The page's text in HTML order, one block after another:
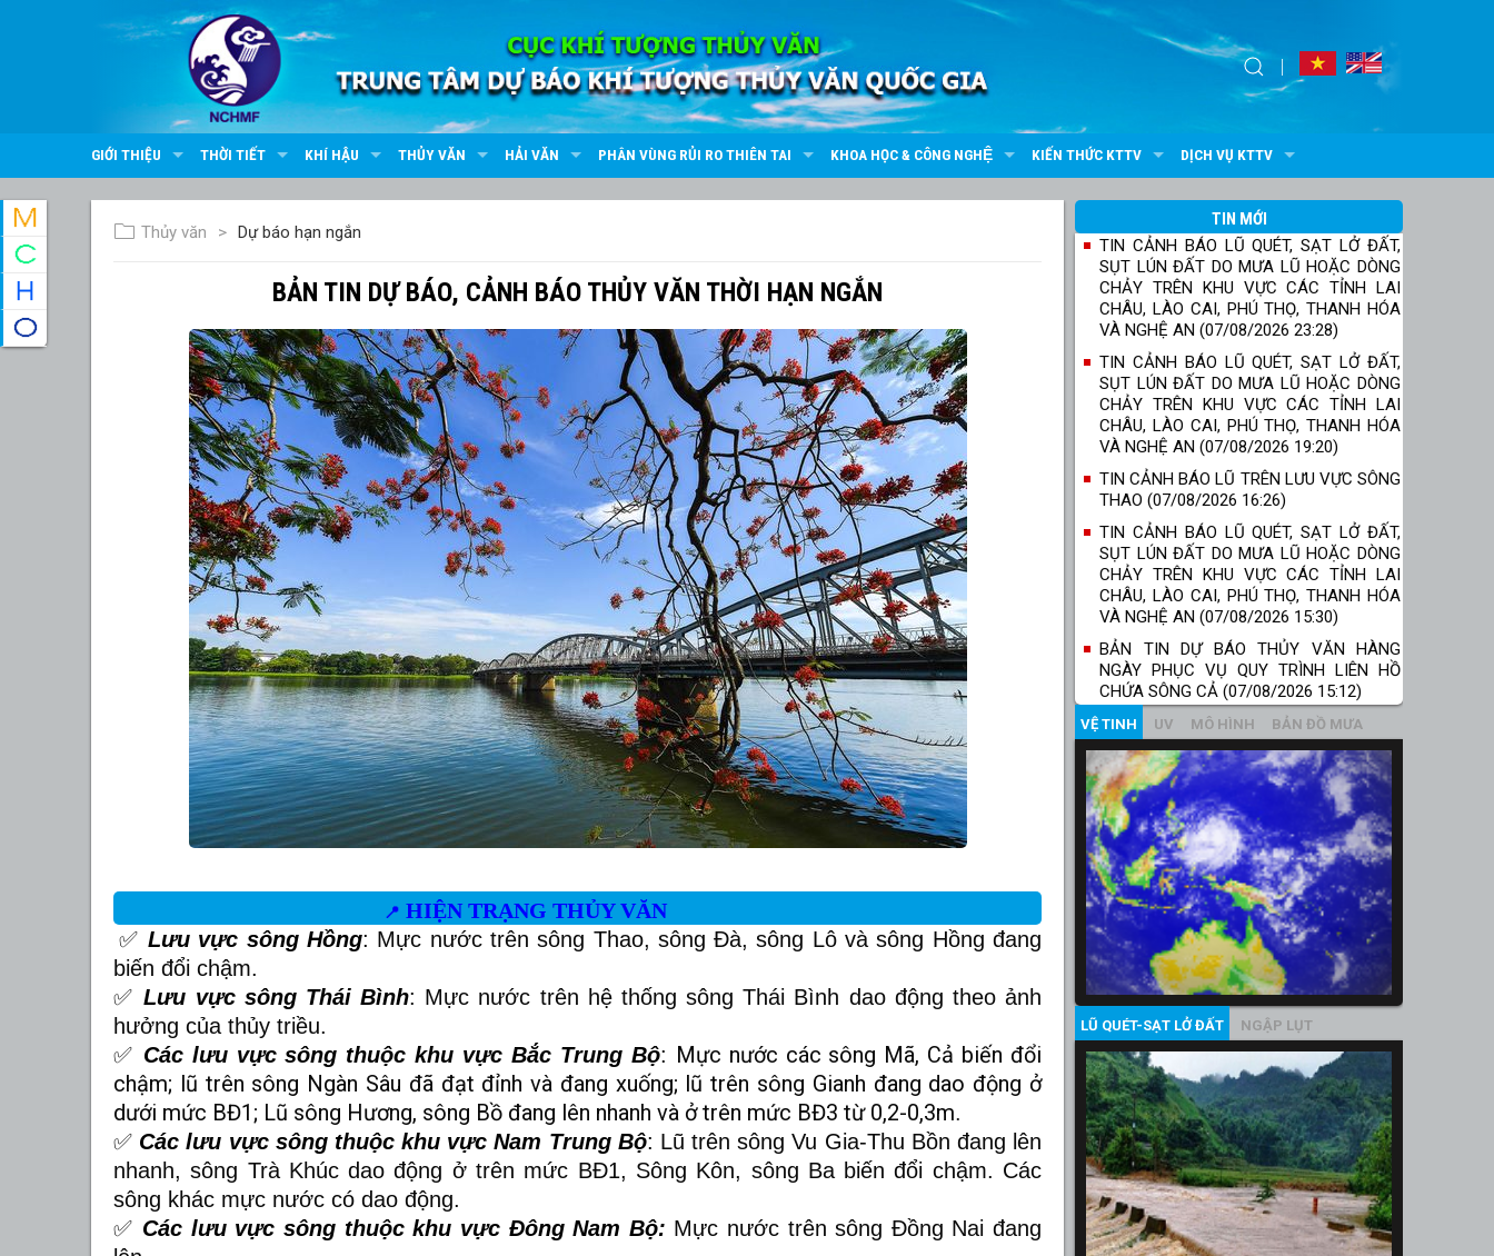
GIỚI THIỆU THỜI TIẾT KHÍ HẬU THỦY VĂN HẢI VĂN PHÂN VÙNG RỦI RO THIÊN TAI KHOA HỌC & CÔNG NGHỆ KIẾN THỨC KTTV DỊCH VỤ KTTV
Thủy văn Dự báo hạn ngắn
BẢN TIN DỰ BÁO, CẢNH BÁO THỦY VĂN THỜI HẠN NGẮN
📍 HIỆN TRẠNG THỦY VĂN
✅ Lưu vực sông Hồng: Mực nước trên sông Thao, sông Đà, sông Lô và sông Hồng đang
biến đổi chậm.
✅Lưu vực sông Thái Bình: Mực nước trên hệ thống sông Thái Bình dao động theo ảnh
hưởng của thủy triều.
✅ Các lưu vực sông thuộc khu vực Bắc Trung Bộ: Mực nước các sông Mã, Cả biến đổi
chậm; lũ trên sông Ngàn Sâu đã đạt đỉnh và đang xuống; lũ trên sông Gianh đang dao động ở
dưới mức BĐ1; Lũ sông Hương, sông Bồ đang lên nhanh và ở trên mức BĐ3 từ 0,2-0,3m.
✅ Các lưu vực sông thuộc khu vực Nam Trung Bộ: Lũ trên sông Vu Gia-Thu Bồn đang lên
nhanh, sông Trà Khúc dao động ở trên mức BĐ1, Sông Kôn, sông Ba biến đổi chậm. Các
sông khác mực nước có dao động.
✅ Các lưu vực sông thuộc khu vực Đông Nam Bộ: Mực nước trên sông Đồng Nai đang
TIN MỚI
TIN CẢNH BÁO LŨ QUÉT, SẠT LỞ ĐẤT,
SỤT LÚN ĐẤT DO MƯA LŨ HOẶC DÒNG
CHẢY TRÊN KHU VỰC CÁC TỈNH LAI
CHÂU, LÀO CAI, PHÚ THỌ, THANH HÓA
VÀ NGHỆ AN (07/08/2026 23:28)
TIN CẢNH BÁO LŨ QUÉT, SẠT LỞ ĐẤT,
SỤT LÚN ĐẤT DO MƯA LŨ HOẶC DÒNG
CHẢY TRÊN KHU VỰC CÁC TỈNH LAI
CHÂU, LÀO CAI, PHÚ THỌ, THANH HÓA
VÀ NGHỆ AN (07/08/2026 19:20)
TIN CẢNH BÁO LŨ TRÊN LƯU VỰC SÔNG
THAO (07/08/2026 16:26)
TIN CẢNH BÁO LŨ QUÉT, SẠT LỞ ĐẤT,
SỤT LÚN ĐẤT DO MƯA LŨ HOẶC DÒNG
CHẢY TRÊN KHU VỰC CÁC TỈNH LAI
CHÂU, LÀO CAI, PHÚ THỌ, THANH HÓA
VÀ NGHỆ AN (07/08/2026 15:30)
BẢN TIN DỰ BÁO THỦY VĂN HÀNG
NGÀY PHỤC VỤ QUY TRÌNH LIÊN HỒ
CHỨA SÔNG CẢ (07/08/2026 15:12)
VỆ TINH UV MÔ HÌNH BẢN ĐỒ MƯA
LŨ QUÉT-SẠT LỞ ĐẤT NGẬP LỤT